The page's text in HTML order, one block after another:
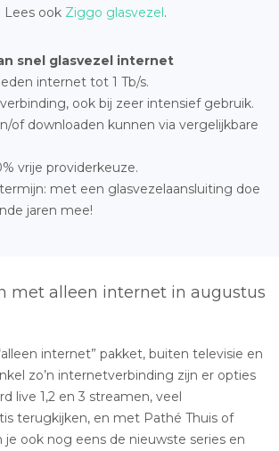
Lees ook Ziggo glasvezel.
snel glasvezel internet
internet tot 1 Tb/s.
ook bij zeer intensief gebruik.
of downloaden kunnen via vergelijkbare
vrije providerkeuze.
met een glasvezelaansluiting doe
jaren mee!
met alleen internet in augustus
internet” pakket, buiten televisie en
zo’n internetverbinding zijn er opties
live 1,2 en 3 streamen, veel
terugkijken, en met Pathé Thuis of
je ook nog eens de nieuwste series en